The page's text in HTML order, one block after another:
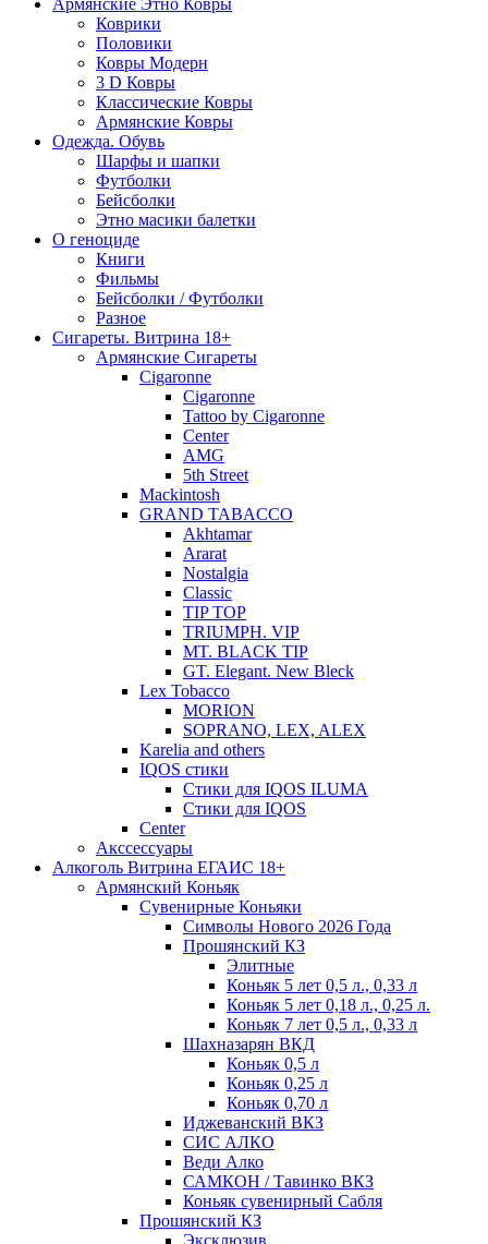
Армянские Этно Ковры
Коврики
Половики
Ковры Модерн
3 D Ковры
Классические Ковры
Армянские Ковры
Одежда. Обувь
Шарфы и шапки
Футболки
Бейсболки
Этно масики балетки
О геноциде
Книги
Фильмы
Бейсболки / Футболки
Разное
Сигареты. Витрина 18+
Армянские Сигареты
Cigaronne
Cigaronne
Tattoo by Cigaronne
Center
AMG
5th Street
Mackintosh
GRAND TABACCO
Akhtamar
Ararat
Nostalgia
Classic
TIP TOP
TRIUMPH. VIP
MT. BLACK TIP
GT. Elegant. New Bleck
Lex Tobacco
MORION
SOPRANO, LEX, ALEX
Karelia and others
IQOS стики
Стики для IQOS ILUMA
Стики для IQOS
Сenter
Акссессуары
Алкоголь Витрина ЕГАИС 18+
Армянский Коньяк
Сувенирные Коньяки
Символы Нового 2026 Года
Прошянский КЗ
Элитные
Коньяк 5 лет 0,5 л., 0,33 л
Коньяк 5 лет 0,18 л., 0,25 л.
Коньяк 7 лет 0,5 л., 0,33 л
Шахназарян ВКД
Коньяк 0,5 л
Коньяк 0,25 л
Коньяк 0,70 л
Иджеванский ВКЗ
СИС АЛКО
Веди Алко
САМКОН / Тавинко ВКЗ
Коньяк сувенирный Сабля
Прошянский КЗ
Эксклюзив